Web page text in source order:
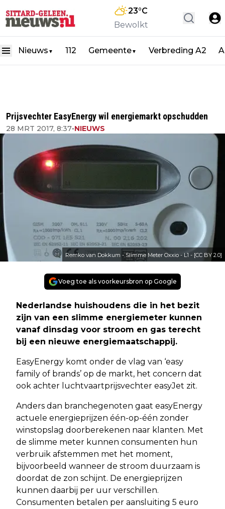
23°C
Bewolkt
Nieuws ▼ 112 Gemeente▼ Verbreding A2
Prijsvechter EasyEnergy wil energiemarkt opschudden
28 MRT 2017, 8:37•NIEUWS
Remko van Dokkum - Slimme Meter Oxxio - L1 - [CC BY 2.0]
Voeg toe als voorkeursbron op Google
Nederlandse huishoudens die in het bezit
zijn van een slimme energiemeter kunnen
vanaf dinsdag voor stroom en gas terecht
bij een nieuwe energiemaatschappij.
EasyEnergy komt onder de vlag van ‘easy
family of brands’ op de markt, het concern dat
ook achter luchtvaartprijsvechter easyJet zit.
Anders dan branchegenoten gaat easyEnergy
actuele energieprijzen één-op-één zonder
winstopslag doorberekenen naar klanten. Met
de slimme meter kunnen consumenten hun
verbruik afstemmen met het moment,
bijvoorbeeld wanneer de stroom duurzaam is
doordat de zon schijnt. De energieprijzen
kunnen daarbij per uur verschillen.
Consumenten betalen per aansluiting 5 euro